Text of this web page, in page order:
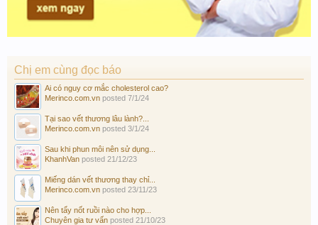
Chị em cùng đọc báo
Ai có nguy cơ mắc cholesterol cao?
Merinco.com.vn posted 7/1/24
Tại sao vết thương lâu lành?...
Merinco.com.vn posted 3/1/24
Sau khi phun môi nên sử dụng...
KhanhVan posted 21/12/23
Miếng dán vết thương thay chỉ...
Merinco.com.vn posted 23/11/23
Nên tẩy nốt ruồi nào cho hợp...
Chuyên gia tư vấn posted 21/10/23